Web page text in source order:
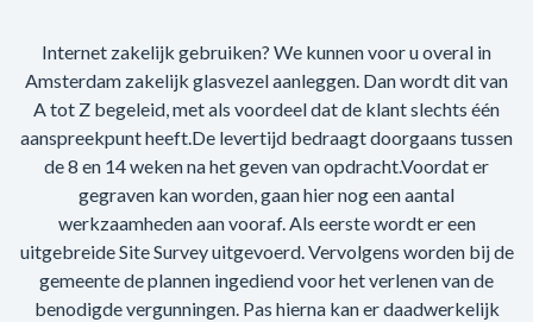
Internet zakelijk gebruiken? We kunnen voor u overal in
Amsterdam zakelijk glasvezel aanleggen. Dan wordt dit van
A tot Z begeleid, met als voordeel dat de klant slechts één
aanspreekpunt heeft.De levertijd bedraagt doorgaans tussen
de 8 en 14 weken na het geven van opdracht.Voordat er
gegraven kan worden, gaan hier nog een aantal
werkzaamheden aan vooraf. Als eerste wordt er een
uitgebreide Site Survey uitgevoerd. Vervolgens worden bij de
gemeente de plannen ingediend voor het verlenen van de
benodigde vergunningen. Pas hierna kan er daadwerkelijk